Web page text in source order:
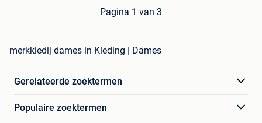
Pagina 1 van 3
merkkledij dames in Kleding | Dames
Gerelateerde zoektermen
Populaire zoektermen